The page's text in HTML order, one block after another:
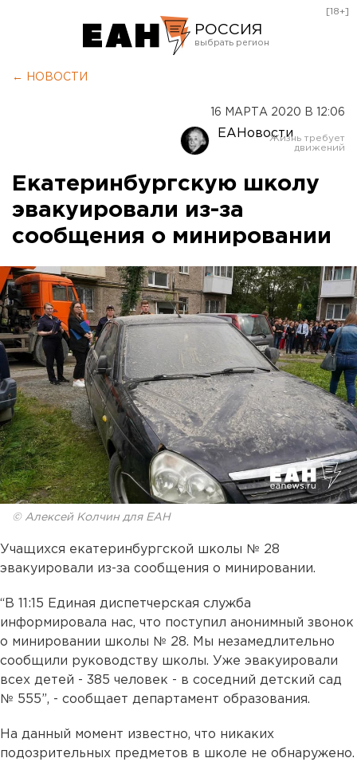
РОССИЯ
Оренбург
[18+]
← НОВОСТИ
16 МАРТА 2020 В 12:06
ЕАНовости
Екатеринбургскую школу
эвакуировали из-за
сообщения о минировании
© Алексей Колчин для ЕАН
Учащихся екатеринбургской школы № 28
эвакуировали из-за сообщения о минировании.
“В 11:15 Единая диспетчерская служба
информировала нас, что поступил анонимный звонок
о минировании школы № 28. Мы незамедлительно
сообщили руководству школы. Уже эвакуировали
всех детей - 385 человек - в соседний детский сад
№ 555”, - сообщает департамент образования.
На данный момент известно, что никаких
подозрительных предметов в школе не обнаружено.